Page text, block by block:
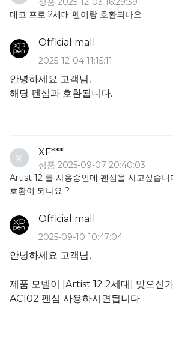
데코 프로 2세대 펜이랑 호환되나요
Official mall
2025-12-04 11:15:11
안녕하세요 고객님,
해당 펜심과 호환됩니다.
XF***
상품 2025-09-07 20:40:03
Artist 12 를 사용중인데 펜심을 사고싶습니다 Artist 12세대 펜과
호환이 되나요 ?
Official mall
2025-09-10 10:47:04
안녕하세요 고객님,
제품 모델이 [Artist 12 2세대] 맞으신
AC102 펜심 사용하시면됩니다.